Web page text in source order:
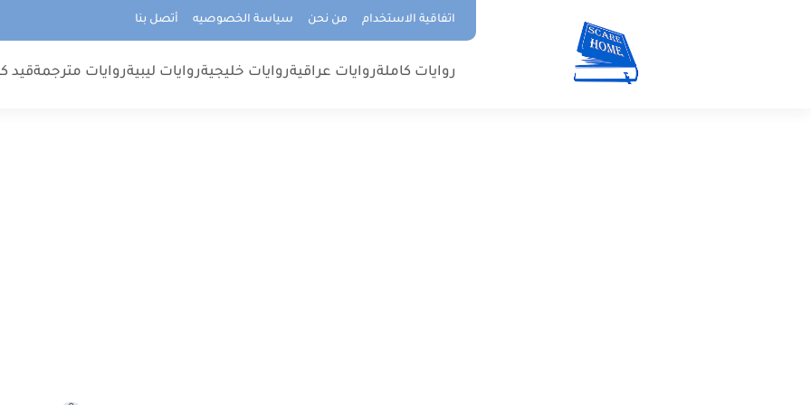
اتفاقية الاستخدام من نحن سياسة الخصوصيه أتصل بنا
روايات كاملةروايات عراقيةروايات خليجيةروايات ليبيةروايات مترجمةقيد